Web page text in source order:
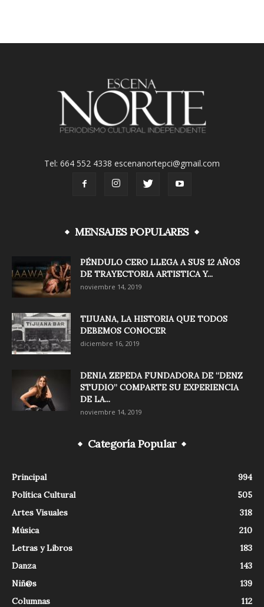
Tel: 664 552 4338 escenanortepci@gmail.com
MENSAJES POPULARES
PÉNDULO CERO LLEGA A SUS 12 AÑOS
DE TRAYECTORIA ARTISTICA Y...
noviembre 14, 2019
TIJUANA, LA HISTORIA QUE TODOS
DEBEMOS CONOCER
diciembre 16, 2019
DENIA ZEPEDA FUNDADORA DE “DENZ
STUDIO” COMPARTE SU EXPERIENCIA
DE LA...
noviembre 14, 2019
Categoría Popular
Principal
994
Política Cultural
505
Artes Visuales
318
Música
210
Letras y Libros
183
Danza
143
Niñ@s
139
Columnas
112